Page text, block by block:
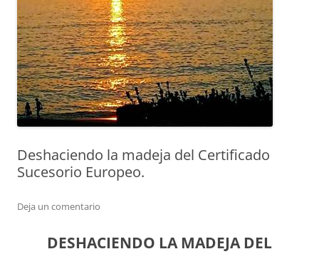
Deshaciendo la madeja del Certificado
Sucesorio Europeo.
Deja un comentario
DESHACIENDO LA MADEJA DEL